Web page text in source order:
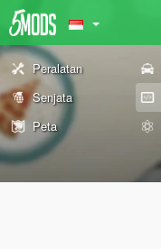
Peralatan
Senjata
Peta